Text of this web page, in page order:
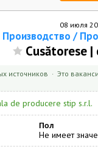
08 июля
Производство /
Cusătorese |
источников · Это
de producere stip s.r.l.
Пол
Не имеет